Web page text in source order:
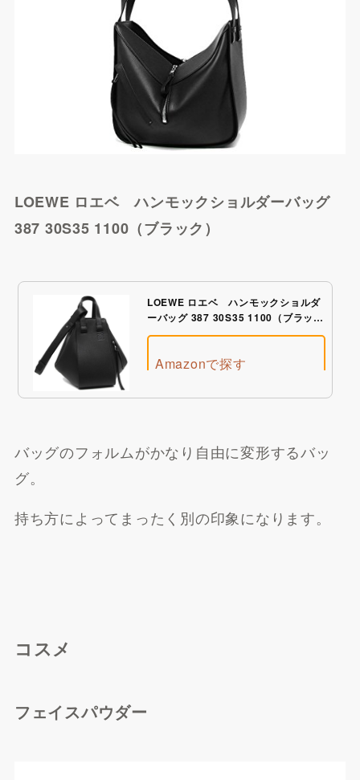
LOEWE ロエベ ハンモックショルダーバッグ
387 30S35 1100（ブラック）
LOEWE ロエベ ハンモックショルダ
ーバッグ 387 30S35 1100（ブラッ
ク）
Amazonで探す
バッグのフォルムがかなり自由に変形するバッ
グ。
持ち方によってまったく別の印象になります。
コスメ
フェイスパウダー